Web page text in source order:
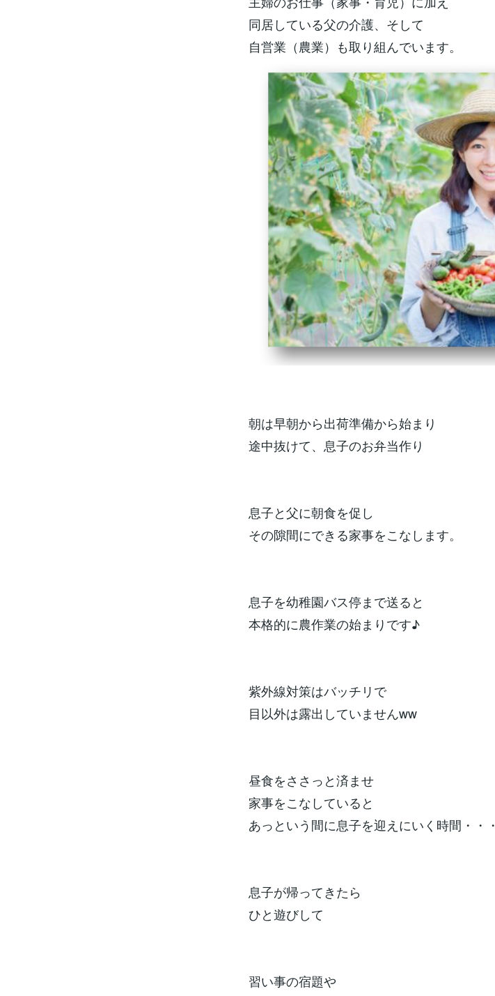
同居している父の介護、そして
自営業（農業）も取り組んでいます。
朝は早朝から出荷準備から始まり
途中抜けて、息子のお弁当作り
息子と父に朝食を促し
その隙間にできる家事をこなします。
息子を幼稚園バス停まで送ると
本格的に農作業の始まりです♪
紫外線対策はバッチリで
目以外は露出していませんww
昼食をささっと済ませ
家事をこなしていると
あっという間に息子を迎えにいく時間・・・
息子が帰ってきたら
ひと遊びして
習い事の宿題や